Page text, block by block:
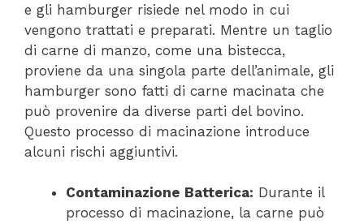
e gli hamburger risiede nel modo in cui
vengono trattati e preparati. Mentre un taglio
di carne di manzo, come una bistecca,
proviene da una singola parte dell’animale, gli
hamburger sono fatti di carne macinata che
può provenire da diverse parti del bovino.
Questo processo di macinazione introduce
alcuni rischi aggiuntivi.
Contaminazione Batterica: Durante il
processo di macinazione, la carne può